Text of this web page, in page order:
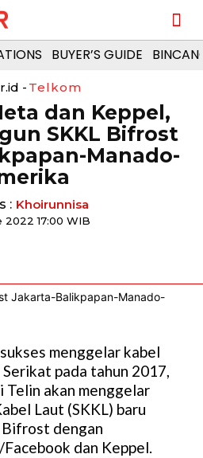
BUYER’S GUIDE
- Telkom
dan Keppel,
SKKL Bifrost
Manado-
: Khoirunnisa
2022 17:00 WIB
menggelar kabel
pada tahun 2017,
Telin akan menggelar
Laut (SKKL) baru
Bifrost dengan
dan Keppel.